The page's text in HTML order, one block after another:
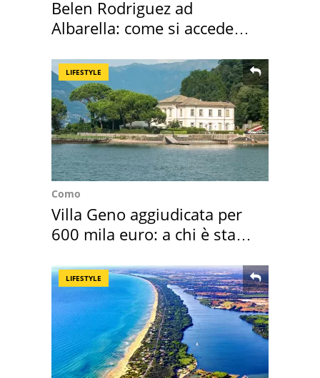
Belen Rodriguez ad
Albarella: come si accede
LIFESTYLE
Como
Villa Geno aggiudicata per
600 mila euro: a chi è stata
LIFESTYLE